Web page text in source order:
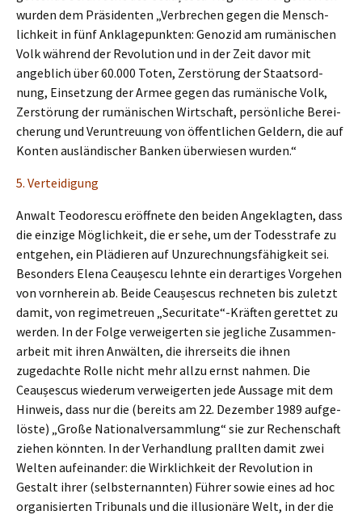
wurden dem Präsi­den­ten „Verbre­chen gegen die Mensch­
lich­keit in fünf Ankla­ge­punk­ten: Genozid am rumäni­schen
Volk während der Revolu­ti­on und in der Zeit davor mit
angeb­lich über 60.000 Toten, Zerstö­rung der Staats­ord­
nung, Einset­zung der Armee gegen das rumäni­sche Volk,
Zerstö­rung der rumäni­schen Wirtschaft, persön­li­che Berei­
che­rung und Verun­treu­ung von öffent­li­chen Geldern, die auf
Konten auslän­di­scher Banken überwie­sen wurden.“
5. Vertei­di­gung
Anwalt Teodo­res­cu eröff­ne­te den beiden Angeklag­ten, dass
die einzi­ge Möglich­keit, die er sehe, um der Todes­stra­fe zu
entge­hen, ein Plädie­ren auf Unzurech­nungs­fä­hig­keit sei.
Beson­ders Elena Ceaușes­cu lehnte ein derar­ti­ges Vorge­hen
von vornher­ein ab. Beide Ceaușes­cus rechne­ten bis zuletzt
damit, von regime­treu­en „Securitate“-Kräften geret­tet zu
werden. In der Folge verwei­ger­ten sie jegli­che Zusam­men­
ar­beit mit ihren Anwäl­ten, die ihrer­seits die ihnen
zugedach­te Rolle nicht mehr allzu ernst nahmen. Die
Ceaușes­cus wieder­um verwei­ger­ten jede Aussa­ge mit dem
Hinweis, dass nur die (bereits am 22. Dezem­ber 1989 aufge­
lös­te) „Große Natio­nal­ver­samm­lung“ sie zur Rechen­schaft
ziehen könnten. In der Verhand­lung prall­ten damit zwei
Welten aufein­an­der: die Wirklich­keit der Revolu­ti­on in
Gestalt ihrer (selbst­er­nann­ten) Führer sowie eines ad hoc
organi­sier­ten Tribu­nals und die illusio­nä­re Welt, in der die